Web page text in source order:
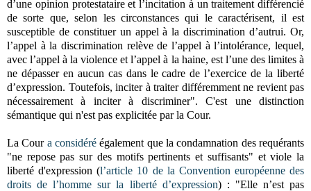
d’une opinion protestataire et l’incitation à un traitement différencié
de sorte que, selon les circonstances qui le caractérisent, il est
susceptible de constituer un appel à la discrimination d’autrui. Or,
l’appel à la discrimination relève de l’appel à l’intolérance, lequel,
avec l’appel à la violence et l’appel à la haine, est l’une des limites à
ne dépasser en aucun cas dans le cadre de l’exercice de la liberté
d’expression. Toutefois, inciter à traiter différemment ne revient pas
nécessairement à inciter à discriminer". C'est une distinction
sémantique qui n'est pas explicitée par la Cour.
La Cour a considéré également que la condamnation des requérants
"ne repose pas sur des motifs pertinents et suffisants" et viole la
liberté d'expression (l’article 10 de la Convention européenne des
droits de l’homme sur la liberté d’expression) : "Elle n’est pas